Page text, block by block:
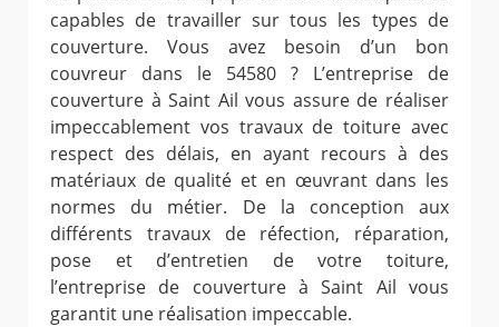
capables de travailler sur tous les types de
couverture. Vous avez besoin d’un bon
couvreur dans le 54580 ? L’entreprise de
couverture à Saint Ail vous assure de réaliser
impeccablement vos travaux de toiture avec
respect des délais, en ayant recours à des
matériaux de qualité et en œuvrant dans les
normes du métier. De la conception aux
différents travaux de réfection, réparation,
pose et d’entretien de votre toiture,
l’entreprise de couverture à Saint Ail vous
garantit une réalisation impeccable.